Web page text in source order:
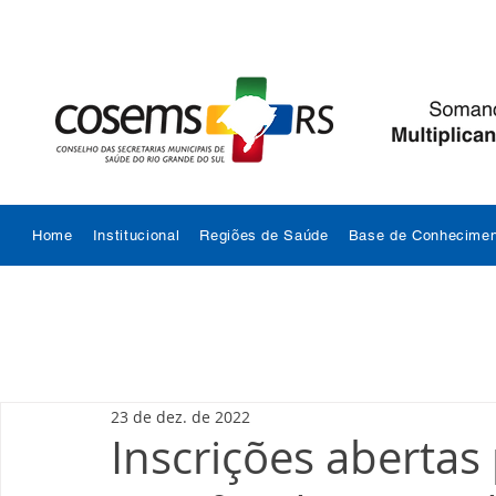
Home Institucional Regiões de Saúde Base de
Inscrições
23 de dez. de 2022